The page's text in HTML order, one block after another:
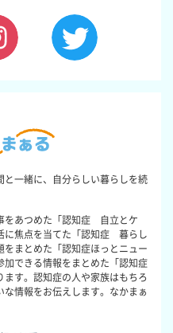
一緒に、自分らしい暮らしを続
をあつめた「認知症 自立とケ
に焦点を当てた「認知症 暮らし
まとめた「認知症ほっとニュー
できる情報をまとめた「認知症
す。認知症の人や家族はもちろ
情報をお伝えします。なかまぁ